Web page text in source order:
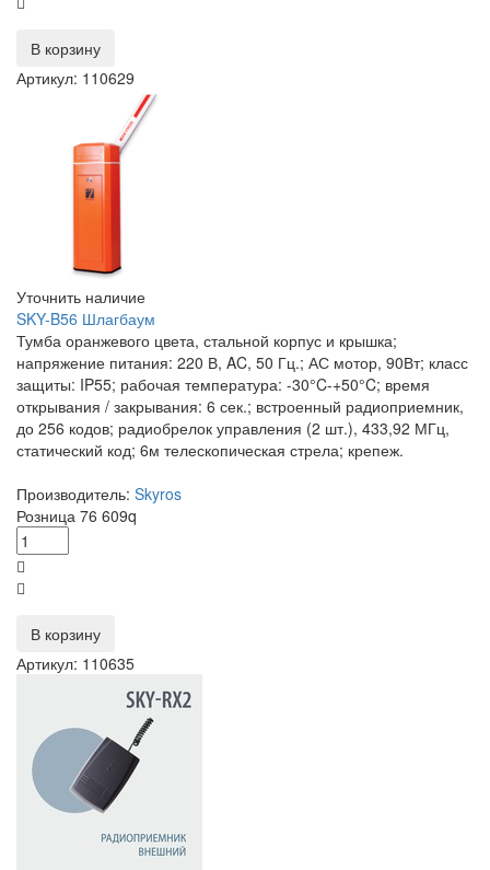
В корзину
Артикул: 110629
Уточнить наличие
SKY-B56 Шлагбаум
Тумба оранжевого цвета, стальной корпус и крышка;
напряжение питания: 220 В, AC, 50 Гц.; АС мотор, 90Вт; класс
защиты: IP55; рабочая температура: -30°C-+50°C; время
открывания / закрывания: 6 сек.; встроенный радиоприемник,
до 256 кодов; радиобрелок управления (2 шт.), 433,92 МГц,
статический код; 6м телескопическая стрела; крепеж.
Производитель: Skyros
Розница 76 609q
В корзину
Артикул: 110635